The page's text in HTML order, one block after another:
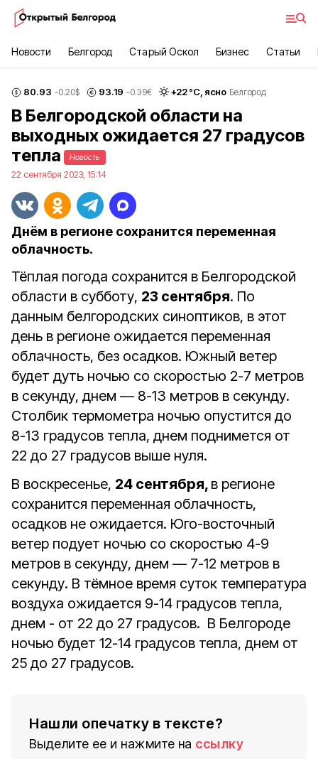
Новости Белгород Старый Оскол Бизнес Статьи
80.93 -0.20$ 93.19 -0.39€ +22°С, ясно Белгород
В Белгородской области на
выходных ожидается 27 градусов
тепла
Новость
22 сентября 2023, 15:14
Днём в регионе сохранится переменная
облачность.
Тёплая погода сохранится в Белгородской
области в субботу, 23 сентября. По
данным белгородских синоптиков, в этот
день в регионе ожидается переменная
облачность, без осадков. Южный ветер
будет дуть ночью со скоростью 2-7 метров
в секунду, днем — 8-13 метров в секунду.
Столбик термометра ночью опустится до
8-13 градусов тепла, днем поднимется от
22 до 27 градусов выше нуля.
В воскресенье, 24 сентября, в регионе
сохранится переменная облачность,
осадков не ожидается. Юго-восточный
ветер подует ночью со скоростью 4-9
метров в секунду, днем — 7-12 метров в
секунду. В тёмное время суток температура
воздуха ожидается 9-14 градусов тепла,
днем - от 22 до 27 градусов. В Белгороде
ночью будет 12-14 градусов тепла, днем от
25 до 27 градусов.
Нашли опечатку в тексте?
Выделите ее и нажмите на ссылку